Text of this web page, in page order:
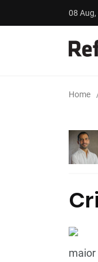
08
Home